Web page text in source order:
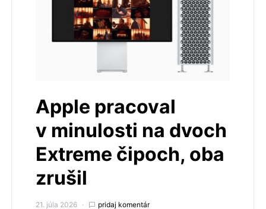
Apple pracoval
v minulosti na dvoch
Extreme čipoch, oba
zrušil
21. júla 2026 pridaj komentár